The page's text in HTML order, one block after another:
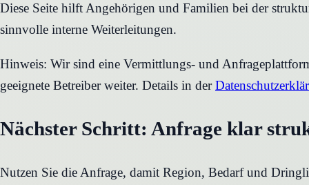
Diese Seite hilft Angehörigen und Familien bei der
sinnvolle interne Weiterleitungen.
Hinweis: Wir sind eine Vermittlungs- und
geeignete Betreiber weiter. Details in der
Nächster Schritt: Anfrage klar
Nutzen Sie die Anfrage, damit Region, Bedarf und